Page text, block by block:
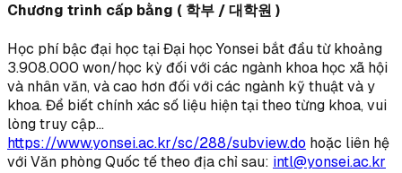
Chương trình cấp bằng ( 학부 / 대학원 )
Học phí bậc đại học tại Đại học Yonsei bắt đầu từ khoảng
3.908.000 won/học kỳ đối với các ngành khoa học xã hội
và nhân văn, và cao hơn đối với các ngành kỹ thuật và y
khoa. Để biết chính xác số liệu hiện tại theo từng khoa, vui
lòng truy cập...
https://www.yonsei.ac.kr/sc/288/subview.do hoặc liên hệ
với Văn phòng Quốc tế theo địa chỉ sau: intl@yonsei.ac.kr